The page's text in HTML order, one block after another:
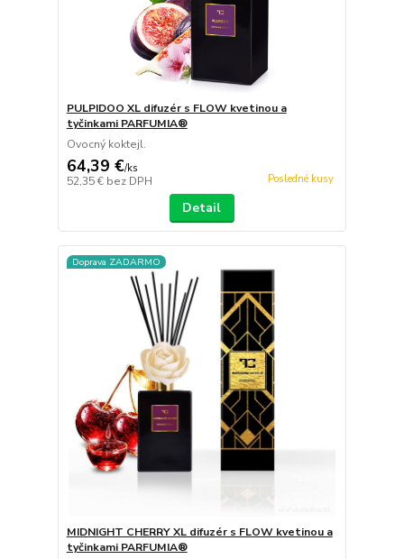
PULPIDOO XL difuzér s FLOW kvetinou a
tyčinkami PARFUMIA®
Ovocný koktejl.
64,39 €/ks
52,35 € bez DPH Posledné kusy
Detail
Doprava ZADARMO
MIDNIGHT CHERRY XL difuzér s FLOW kvetinou a
tyčinkami PARFUMIA®